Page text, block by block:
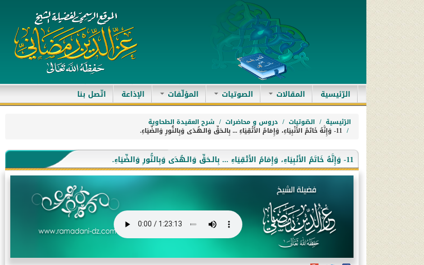
الرّئيسية(current) المقالات الصوتيات المؤلّفات الإذاعة اتّصل بنا
الرّئيسية الصّوتيات دروس و محاضرات شرح العقيدة الطحاوية
11- وَإِنَّهُ خَاتَمُ الأَنْبِيَاءِ، وَإِمَامُ الأَتْقِيَاءِ ... بِالـحَقِّ وَالـهُدَى وَبِالنُّورِ وَالضِّيَاءِ.
11- وَإِنَّهُ خَاتَمُ الأَنْبِيَاءِ، وَإِمَامُ الأَتْقِيَاءِ ... بِالـحَقِّ وَالـهُدَى وَبِالنُّورِ وَالضِّيَاءِ.